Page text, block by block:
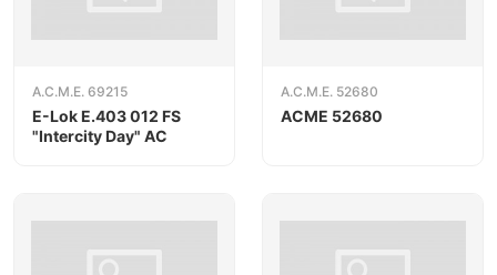
A.C.M.E. 69215
E-Lok E.403 012 FS
"Intercity Day" AC
A.C.M.E. 52680
ACME 52680